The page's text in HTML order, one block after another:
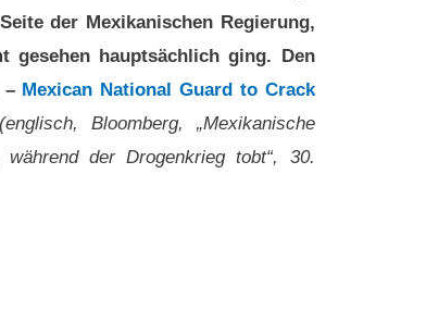
der Mexikanischen Regierung,
hauptsächlich ging. Den
– Mexican National Guard to Crack
(englisch, Bloomberg, „Mexikanische
der Drogenkrieg tobt“, 30.